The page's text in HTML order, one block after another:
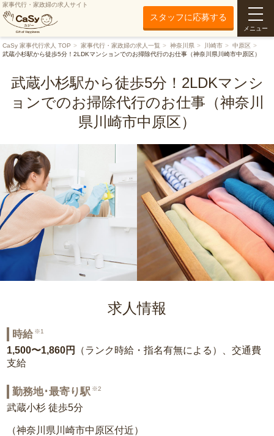
家事代行・家政婦の求人サイト
スタッフに応募する
メニュー
CaSy 家事代行求人 TOP 家事代行・家政婦の求人一覧 神奈川県 川崎市
中原区
武蔵小杉駅から徒歩5分！2LDKマンションでのお掃除代行のお仕事（神奈川県川崎市中原区）
武蔵小杉駅から徒歩5分！2LDKマンシ
ョンでのお掃除代行のお仕事（神奈川
県川崎市中原区）
求人情報
時給 ※1
1,500〜1,860円
（ランク時給・指名有無による）、交通費
支給
勤務地･最寄り駅 ※2
武蔵小杉 徒歩5分
（神奈川県川崎市中原区付近）